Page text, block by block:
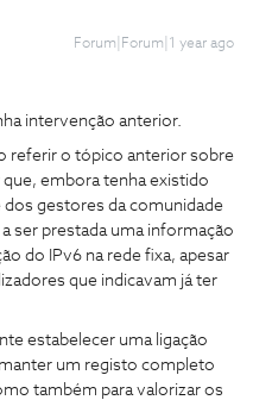
Forum|Forum|1 year ago
intervenção anterior.
referir o tópico anterior sobre
que, embora tenha existido
gestores da comunidade
ser prestada uma informação
do IPv6 na rede fixa, apesar
que indicavam já ter
estabelecer uma ligação
um registo completo
também para valorizar os